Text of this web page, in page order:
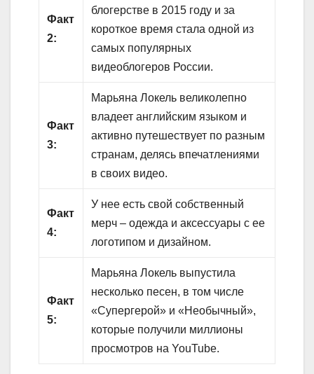
Факт
2:
блогерстве в 2015 году и за
короткое время стала одной из
самых популярных
видеоблогеров России.
Факт
3:
Марьяна Локель великолепно
владеет английским языком и
активно путешествует по разным
странам, делясь впечатлениями
в своих видео.
Факт
4:
У нее есть свой собственный
мерч – одежда и аксессуары с ее
логотипом и дизайном.
Факт
5:
Марьяна Локель выпустила
несколько песен, в том числе
«Супергерой» и «Необычный»,
которые получили миллионы
просмотров на YouTube.